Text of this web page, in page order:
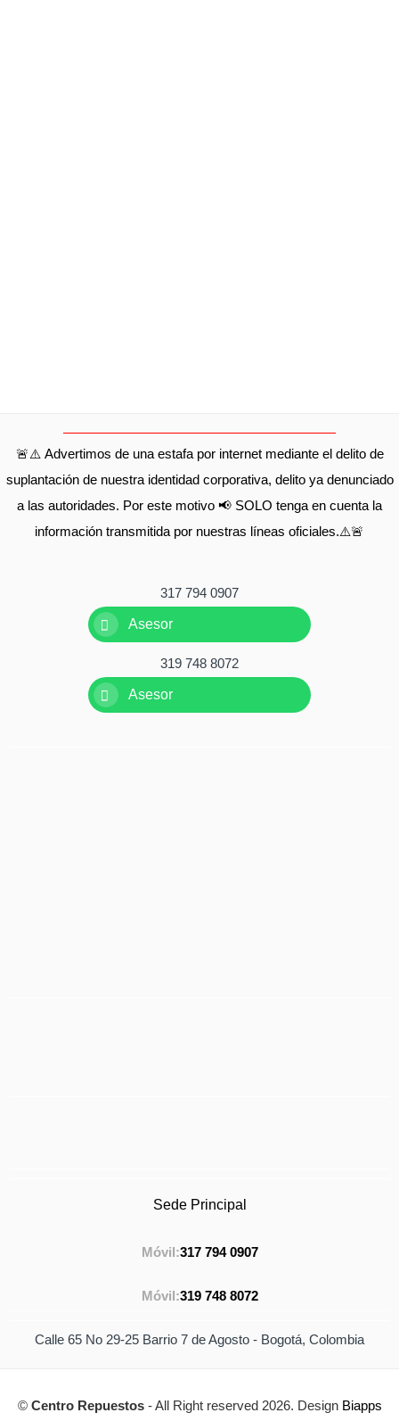
🚨⚠️ Advertimos de una estafa por internet mediante el delito de
suplantación de nuestra identidad corporativa, delito ya denunciado
a las autoridades. Por este motivo 📢 SOLO tenga en cuenta la
información transmitida por nuestras líneas oficiales.⚠️🚨
317 794 0907
Asesor
319 748 8072
Asesor
Sede Principal
Móvil:317 794 0907
Móvil:319 748 8072
Calle 65 No 29-25 Barrio 7 de Agosto - Bogotá, Colombia
© Centro Repuestos- All Right reserved 2026. Design Biapps